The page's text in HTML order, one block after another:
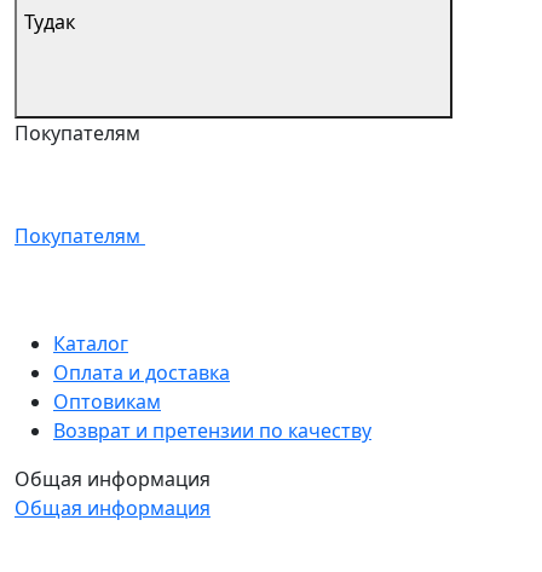
Тудак
Покупателям
Покупателям
Каталог
Оплата и доставка
Оптовикам
Возврат и претензии по качеству
Общая информация
Общая информация